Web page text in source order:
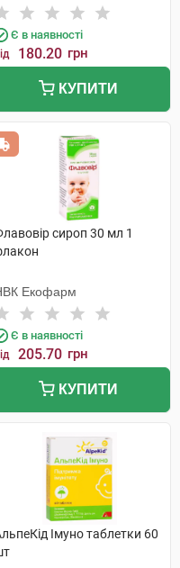
Є в наявності
180.20 грн
КУПИТИ
сироп 30 мл 1
Екофарм
Є в наявності
205.70 грн
КУПИТИ
Імуно таблетки 60